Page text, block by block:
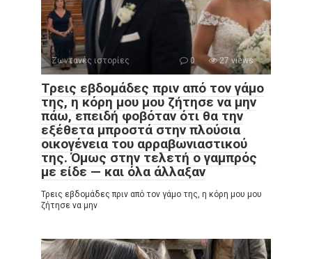
Ζωντανές ιστορίες 0 27 views
Τρεις εβδομάδες πριν από τον γάμο
της, η κόρη μου μου ζήτησε να μην
πάω, επειδή φοβόταν ότι θα την
εξέθετα μπροστά στην πλούσια
οικογένεια του αρραβωνιαστικού
της. Όμως στην τελετή ο γαμπρός
με είδε — και όλα άλλαξαν
Τρεις εβδομάδες πριν από τον γάμο της, η κόρη μου μου
ζήτησε να μην